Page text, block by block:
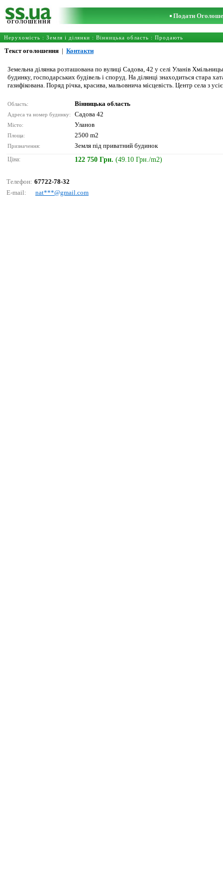
ОГОЛОШЕННЯ
Подати
Нерухомість : Земля і ділянки : Вінницька область : Продають
Текст оголошення | Контакти
Земельна ділянка розташована по вулиці Садова, 42 у селі Уланів
будинку, господарських будівель і споруд. На ділянці знаходиться стара
газифікована. Поряд річка, красива, мальовнича місцевість. Центр села з
Область: Вінницька область
Адреса та номер будинку: Садова 42
Місто: Уланов
Площа: 2500 m2
Призначення: Земля під приватний будинок
Ціна: 122 750 Грн. (49.10 Грн./m2)
Телефон: 67722-78-32
E-mail:
nаt***@gmаil.соm